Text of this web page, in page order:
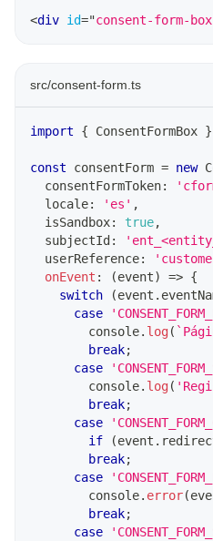
<div id="consent-form-box
src/consent-form.ts
import { ConsentFormBox }
const consentForm = new
  consentFormToken
:
  locale
: 'es' ,
  isSandbox
: true,
  subjectId
:
  userReference
:
onEvent : (event) => {
switch
(event .
case
console. log( `
break;
case
console. log(
break;
case
if
(event .
break;
case
console. error(
break;
case